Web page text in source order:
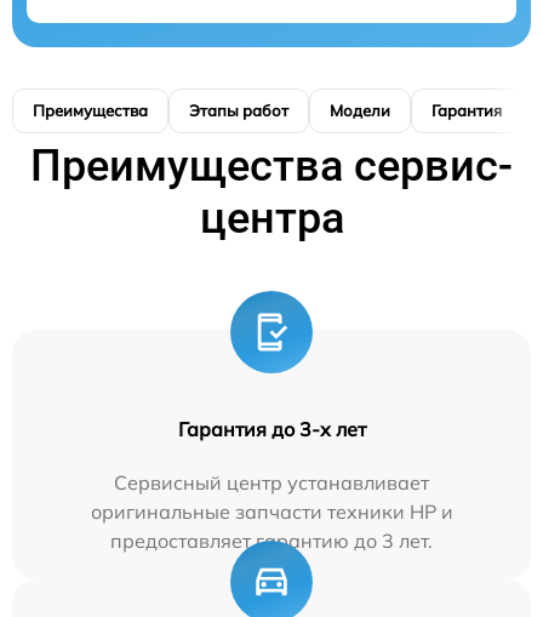
Преимущества Этапы работ Модели Гарантия
Преимущества сервис-
центра
Гарантия до 3-х лет
Сервисный центр устанавливает
оригинальные запчасти техники HP и
предоставляет гарантию до 3 лет.